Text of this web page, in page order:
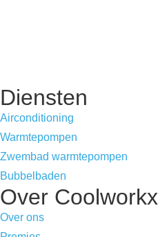
Diensten
Airconditioning
Warmtepompen
Zwembad warmtepompen
Bubbelbaden
Over Coolworkx
Over ons